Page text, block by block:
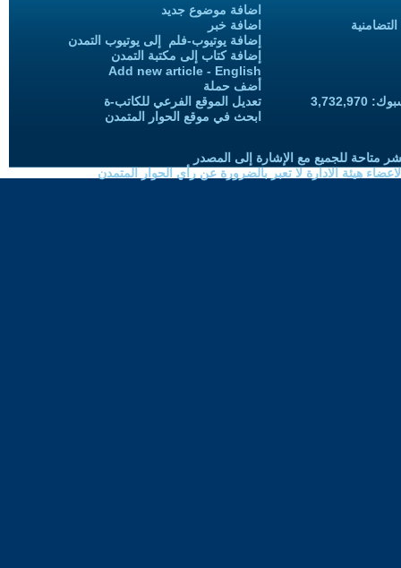
اضافة موضوع جديد
اضافة خبر
إضافة يوتيوب-فلم إلى يوتيوب التمدن
إضافة كتاب إلى مكتبة التمدن
Add new article - English
أضف حملة
تعديل الموقع الفرعي للكاتب-ة
ابحث في موقع الحوار المتمدن
متاحة للجميع مع الإشارة إلى المصدر
هيئة الادارة لا تعبر بالضرورة عن رأي الحوار المتمدن